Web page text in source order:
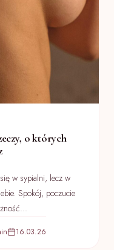
o których
w sypialni, lecz w
Spokój, poczucie
16.03.26